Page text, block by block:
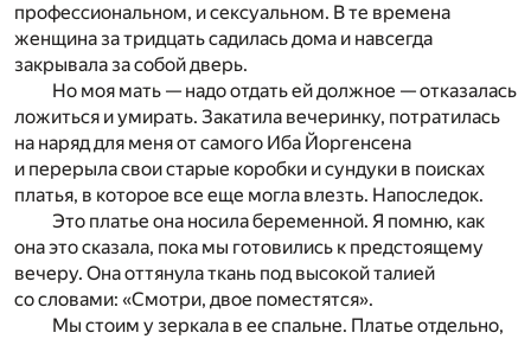
профессиональном, и сексуальном. В те времена
женщина за тридцать садилась дома и навсегда
закрывала за собой дверь.
Но моя мать — надо отдать ей должное — отказалась
ложиться и умирать. Закатила вечеринку, потратилась
на наряд для меня от самого Иба Йоргенсена
и перерыла свои старые коробки и сундуки в поисках
платья, в которое все еще могла влезть. Напоследок.
Это платье она носила беременной. Я помню, как
она это сказала, пока мы готовились к предстоящему
вечеру. Она оттянула ткань под высокой талией
со словами: «Смотри, двое поместятся».
Мы стоим у зеркала в ее спальне. Платье отдельно,